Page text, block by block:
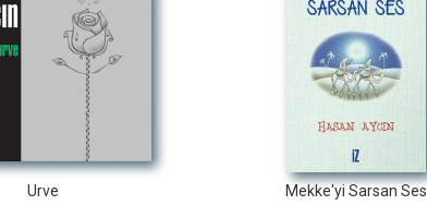
Urve Mekke'yi Sarsan Ses